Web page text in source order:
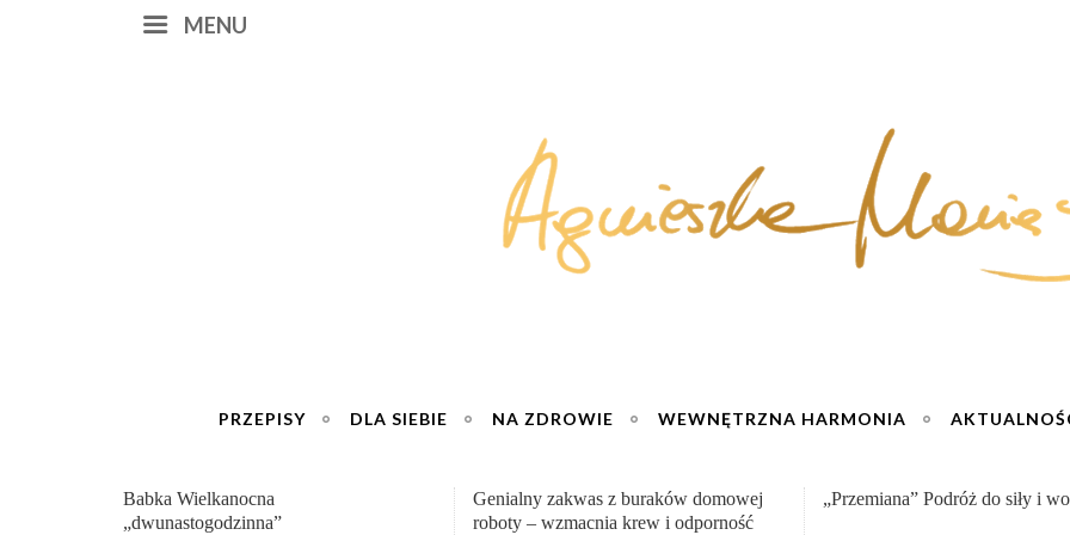
MENU
PRZEPISY DLA SIEBIE NA ZDROWIE WEWNĘTRZNA HARMONIA
Genialny zakwas z buraków domowej
roboty – wzmacnia krew i odporność
„Przemiana” Podróż do siły i wolności :)
Sernik truskawkowy na zimno –